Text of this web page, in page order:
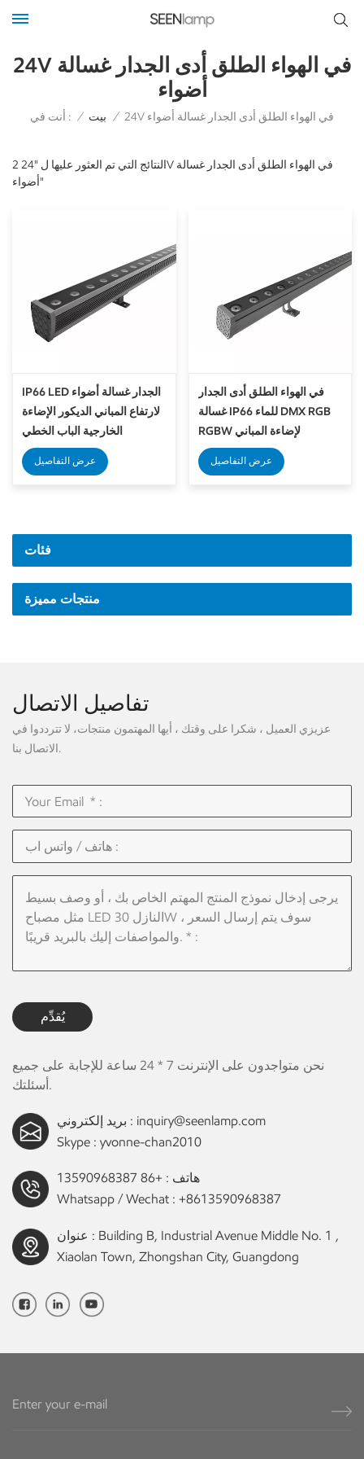
24V في الهواء الطلق أدى الجدار غسالة
أضواء
أنت في : / بيت / 24V في الهواء الطلق أدى الجدار غسالة أضواء
2 النتائج التي تم العثور عليها ل "24V في الهواء الطلق أدى الجدار غسالة
أضواء"
IP66 LED الجدار غسالة أضواء
لارتفاع المباني الديكور الإضاءة
الخارجية الباب الخطي
عرض التفاصيل
في الهواء الطلق أدى الجدار
غسالة IP66 للماء DMX RGB
RGBW لإضاءة المباني
المعمارية
عرض التفاصيل
فئات
منتجات مميزة
تفاصيل الاتصال
عزيزي العميل ، شكرا على وقتك ، أيها المهتمون منتجات، لا تترددوا في
الاتصال بنا.
يُقدِّم
نحن متواجدون على الإنترنت 7 * 24 ساعة للإجابة على جميع
أسئلتك.
بريد إلكتروني : inquiry@seenlamp.com
Skype : yvonne-chan2010
هاتف :+86 13590968387
Whatsapp / Wechat : +8613590968387
عنوان : Building B, Industrial Avenue Middle No. 1 ,
Xiaolan Town, Zhongshan City, Guangdong